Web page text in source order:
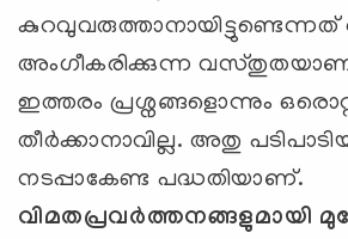
അംഗീകരിക്കുന്ന
ഇത്തരം പ്രശ്നങ്ങളൊന്നും
തീര്‍ക്കാനാവില്ല. അതു
നടപ്പാകേണ്ട പദ്ധതിയാണ്.
വിമതപ്രവര്‍ത്തനങ്ങളുമായി